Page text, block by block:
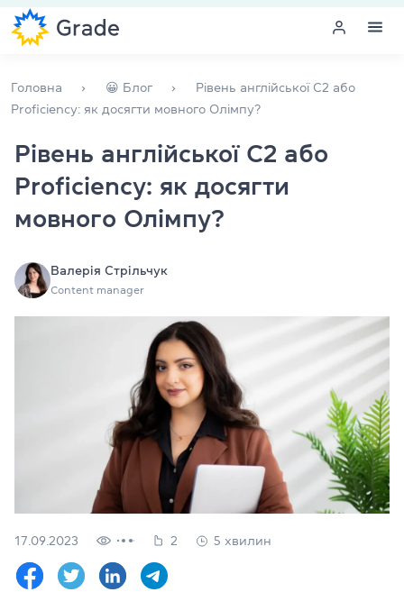
Навчання для викладачів
Англійська для компаній
Підготовка до іспитів
свійрівень
Залишити заявку
Мова сайту RU
Головна 😀 Блог
Рівень англійської C2 або
Proficiency: як досягти мовного Олімпу?
Рівень англійської C2 або
Proficiency: як досягти
мовного Олімпу?
Валерія Стрільчук
Content manager
17.09.2023 2 5 хвилин